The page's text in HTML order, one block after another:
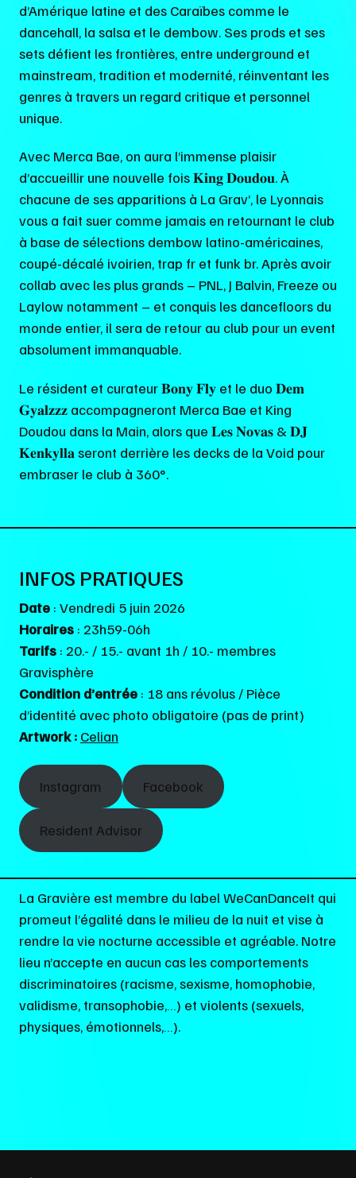
d’Amérique latine et des Caraïbes comme le
dancehall, la salsa et le dembow. Ses prods et ses
sets défient les frontières, entre underground et
mainstream, tradition et modernité, réinventant les
genres à travers un regard critique et personnel
unique.
Avec Merca Bae, on aura l’immense plaisir
d’accueillir une nouvelle fois 𝐊𝐢𝐧𝐠 𝐃𝐨𝐮𝐝𝐨𝐮. À
chacune de ses apparitions à La Grav’, le Lyonnais
vous a fait suer comme jamais en retournant le club
à base de sélections dembow latino-américaines,
coupé-décalé ivoirien, trap fr et funk br. Après avoir
collab avec les plus grands – PNL, J Balvin, Freeze ou
Laylow notamment – et conquis les dancefloors du
monde entier, il sera de retour au club pour un event
absolument immanquable.
Le résident et curateur 𝐁𝐨𝐧𝐲 𝐅𝐥𝐲 et le duo 𝐃𝐞𝐦
𝐆𝐲𝐚𝐥𝐳𝐳𝐳 accompagneront Merca Bae et King
Doudou dans la Main, alors que 𝐋𝐞𝐬 𝐍𝐨𝐯𝐚𝐬 & 𝐃𝐉
𝐊𝐞𝐧𝐤𝐲𝐥𝐥𝐚 seront derrière les decks de la Void pour
embraser le club à 360°.
INFOS PRATIQUES
Date : Vendredi 5 juin 2026
Horaires : 23h59-06h
Tarifs : 20.- / 15.- avant 1h / 10.- membres
Gravisphère
Condition d’entrée : 18 ans révolus / Pièce
d’identité avec photo obligatoire (pas de print)
Artwork : Celian
Instagram Facebook
Resident Advisor
La Gravière est membre du label WeCanDanceIt qui
promeut l’égalité dans le milieu de la nuit et vise à
rendre la vie nocturne accessible et agréable. Notre
lieu n’accepte en aucun cas les comportements
discriminatoires (racisme, sexisme, homophobie,
validisme, transophobie,…) et violents (sexuels,
physiques, émotionnels,…).